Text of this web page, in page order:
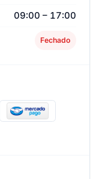
09:00 – 17:00
Fechado